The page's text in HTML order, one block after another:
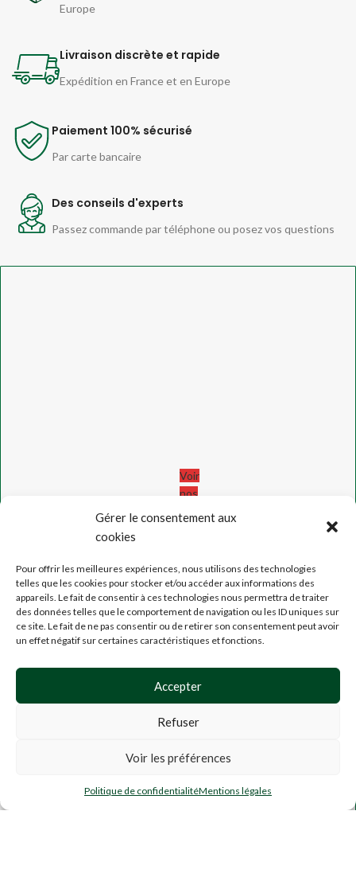
Gérer le consentement aux
cookies
Pour offrir les meilleures expériences, nous utilisons des technologies
telles que les cookies pour stocker et/ou accéder aux informations des
appareils. Le fait de consentir à ces technologies nous permettra de traiter
des données telles que le comportement de navigation ou les ID uniques sur
ce site. Le fait de ne pas consentir ou de retirer son consentement peut avoir
un effet négatif sur certaines caractéristiques et fonctions.
Accepter
Refuser
Voir les préférences
Politique de confidentialitéMentions légales
Europe
Livraison discrète et rapide
Expédition en France et en Europe
Paiement 100% sécurisé
Par carte bancaire
Des conseils d'experts
Passez commande par téléphone ou posez vos questions
Voir
nos
avis
MENTION
LÉGALES
CGU,
CGV
CONFIDENTIALITÉ
POINTS
double
Mon compte